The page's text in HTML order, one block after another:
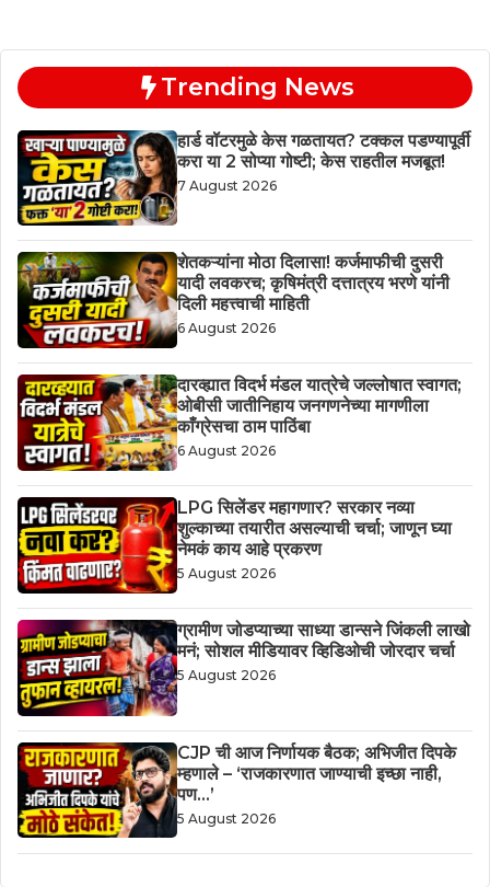
Trending News
हार्ड वॉटरमुळे केस गळतायत? टक्कल पडण्यापूर्वी
करा या 2 सोप्या गोष्टी; केस राहतील मजबूत!
7 August 2026
शेतकऱ्यांना मोठा दिलासा! कर्जमाफीची दुसरी
यादी लवकरच; कृषिमंत्री दत्तात्रय भरणे यांनी
दिली महत्त्वाची माहिती
6 August 2026
दारव्ह्यात विदर्भ मंडल यात्रेचे जल्लोषात स्वागत;
ओबीसी जातीनिहाय जनगणनेच्या मागणीला
काँग्रेसचा ठाम पाठिंबा
6 August 2026
LPG सिलेंडर महागणार? सरकार नव्या
शुल्काच्या तयारीत असल्याची चर्चा; जाणून घ्या
नेमकं काय आहे प्रकरण
5 August 2026
ग्रामीण जोडप्याच्या साध्या डान्सने जिंकली लाखो
मनं; सोशल मीडियावर व्हिडिओची जोरदार चर्चा
5 August 2026
CJP ची आज निर्णायक बैठक; अभिजीत दिपके
म्हणाले – ‘राजकारणात जाण्याची इच्छा नाही,
पण…’
5 August 2026